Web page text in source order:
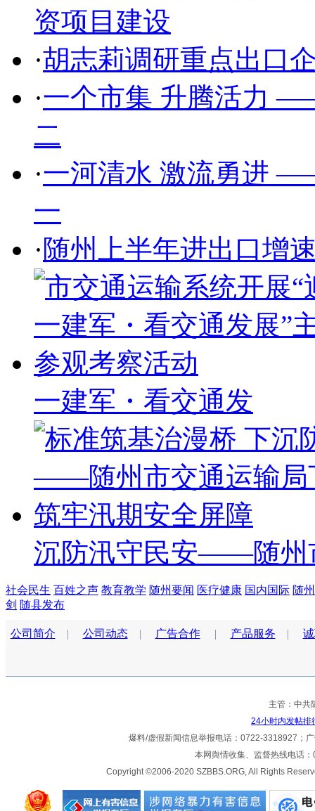
资项目建设
·胡志莉调研重点出口
·一个市集 升腾活力
二
·一河清水 激流勇进
一
·随州上半年进出口增
一建军・看交通发
沉防汛守民安——随州
社会民生 百姓之声 教育教学 随州要闻 医疗健康 国内国际 随
剑 随县发布
公司简介 | 公司动态| 广告合作| 产品服务 |
主管：中
24小时内发帖排
爆料/虚假新闻信息举报电话：0722-3318927；
本网舆情收集、监督热线电话
Copyright ©2006-2020 SZBBS.ORG, All Rights